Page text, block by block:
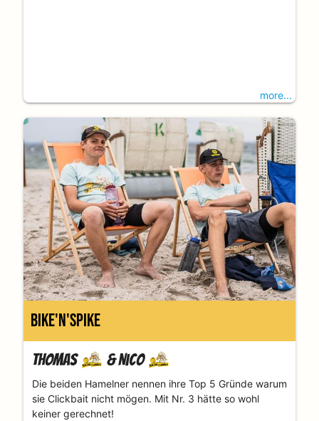
more...
Bike'n'Spike
Thomas &Nico
Die beiden Hamelner nennen ihre Top 5 Gründe warum
sie Clickbait nicht mögen. Mit Nr. 3 hätte so wohl
keiner gerechnet!